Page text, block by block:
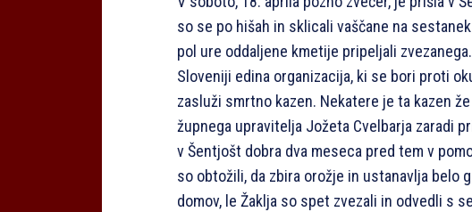
so se po hišah in sklicali vaščane na
pol ure oddaljene kmetije pripeljali
Sloveniji edina organizacija, ki se bori proti
zasluži smrtno kazen. Nekatere je ta kazen
župnega upravitelja Jožeta Cvelbarja zaradi
v Šentjošt dobra dva meseca pred tem v
so obtožili, da zbira orožje in ustanavlja belo
domov, le Žaklja so spet zvezali in odvedli s